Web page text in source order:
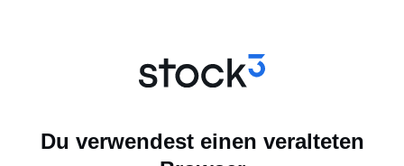
Du verwendest einen veralteten